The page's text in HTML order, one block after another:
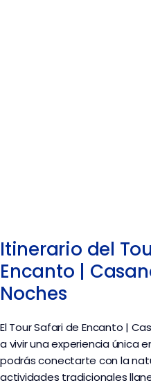
Itinerario del
Encanto |
Noches
El Tour Safari de Encanto |
a vivir una experiencia única
podrás conectarte con la
actividades tradicionales